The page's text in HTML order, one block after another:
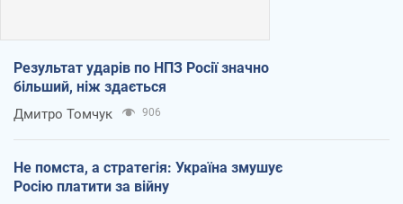
Результат ударів по НПЗ Росії значно
більший, ніж здається
Дмитро Томчук 906
Не помста, а стратегія: Україна змушує
Росію платити за війну